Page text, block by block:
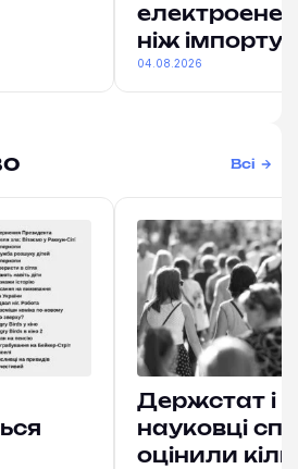
ніж
04.08.2026
Всі
Держстат і
науковці
оцінили